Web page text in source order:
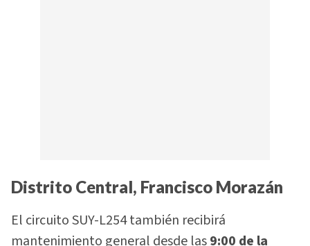
Distrito Central, Francisco Morazán
El circuito SUY-L254 también recibirá
mantenimiento general desde las9:00 de la